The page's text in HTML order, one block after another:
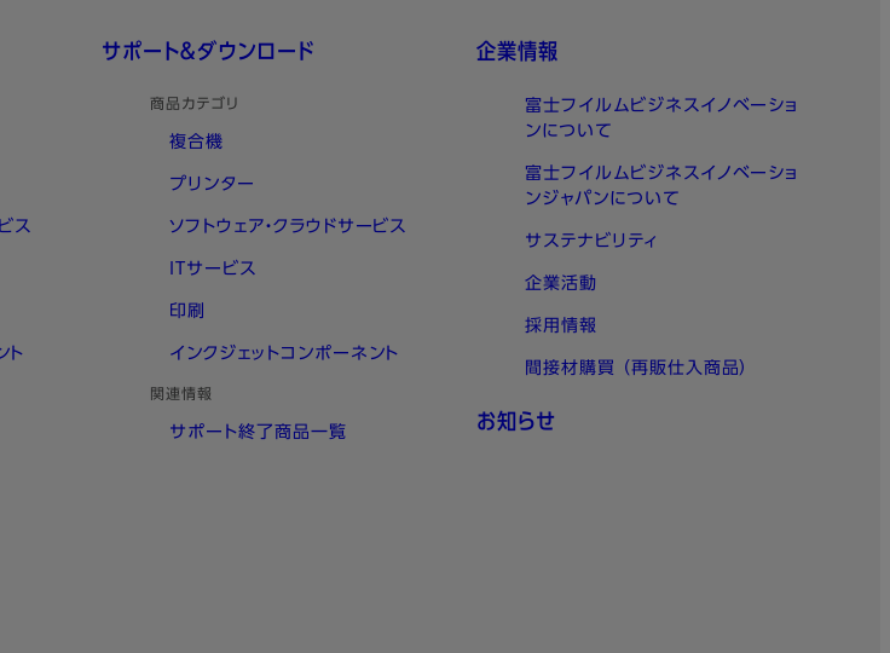
ス
ト
サポート＆ダウンロード
商品カテゴリ
複合機
プリンター
ソフトウェア・クラウドサービス
ITサービス
印刷
インクジェットコンポーネント
関連情報
サポート終了商品一覧
企業情報
富士フイルムビジネスイノベーショ
ンについて
富士フイルムビジネスイノベーショ
ンジャパンについて
サステナビリティ
企業活動
採用情報
間接材購買 （再販仕入商品）
お知らせ